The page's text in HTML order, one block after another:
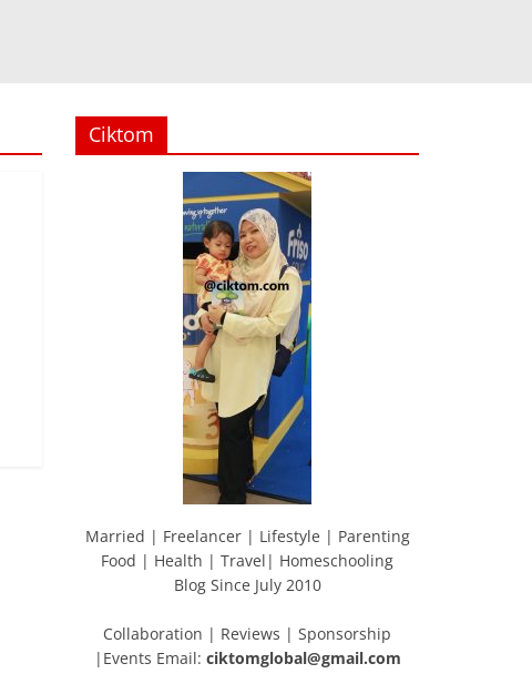
Ciktom
Married | Freelancer | Lifestyle | Parenting
Food | Health | Travel| Homeschooling
Blog Since July 2010
Collaboration | Reviews | Sponsorship
|Events Email: ciktomglobal@gmail.com